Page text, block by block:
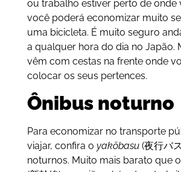
ou trabalho estiver perto de onde
você poderá economizar muito
uma bicicleta. É muito seguro
a qualquer hora do dia no Japão.
vêm com cestas na frente onde
colocar os seus pertences.
Ônibus noturno
Para economizar no transporte
viajar, confira o yakōbasu(夜行バ
noturnos. Muito mais barato que